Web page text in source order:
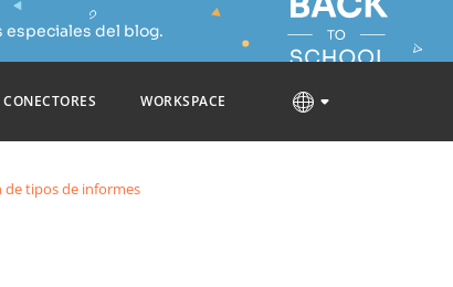
especiales del blog.
CONECTORES WORKSPACE
de tipos de informes